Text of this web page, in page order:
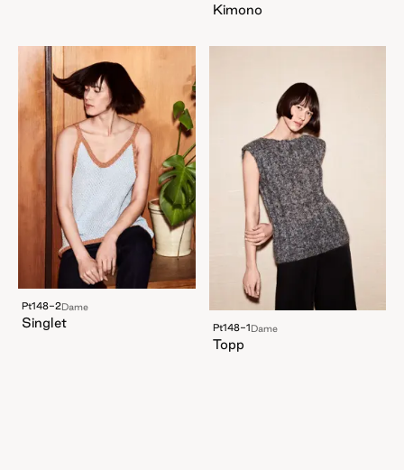
Kimono
Pt148-2Dame
Singlet Pt148-1Dame
Topp